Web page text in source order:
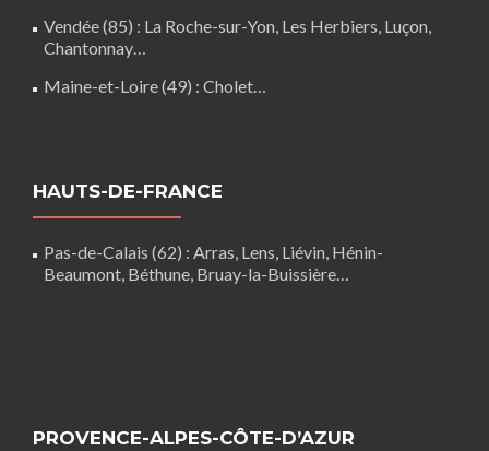
Vendée (85) : La Roche-sur-Yon, Les Herbiers, Luçon,
Chantonnay…
Maine-et-Loire (49) : Cholet…
HAUTS-DE-FRANCE
Pas-de-Calais (62) : Arras, Lens, Liévin, Hénin-
Beaumont, Béthune, Bruay-la-Buissière…
PROVENCE-ALPES-CÔTE-D’AZUR